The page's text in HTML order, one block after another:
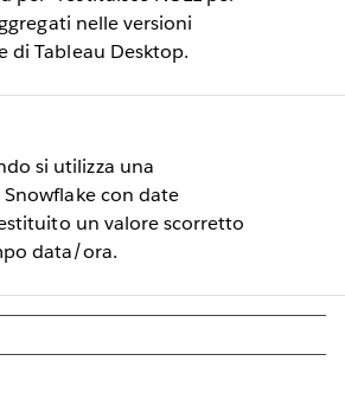
nelle versioni
di Tableau Desktop.
si utilizza una
con date
un valore scorretto
data/ora.